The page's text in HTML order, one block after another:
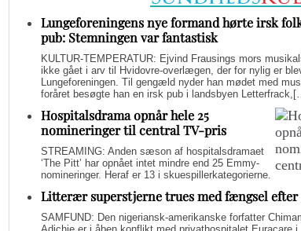
Lungeforeningens nye formand hørte irsk
pub: Stemningen var fantastisk
KULTUR-TEMPERATUR: Ejvind Frausings mors
ikke gået i arv til Hvidovre-overlægen, der for nylig er
Lungeforeningen. Til gengæld nyder han mødet med
foråret besøgte han en irsk pub i landsbyen
Hospitalsdrama opnår hele 25
nomineringer til central TV-pris
STREAMING: Anden sæson af hospitalsdramaet
‘The Pitt’ har opnået intet mindre end 25 Emmy-
nomineringer. Heraf er 13 i skuespillerkategorierne.
Litterær superstjerne trues med fængsel efter
SAMFUND: Den nigeriansk-amerikanske forfatter